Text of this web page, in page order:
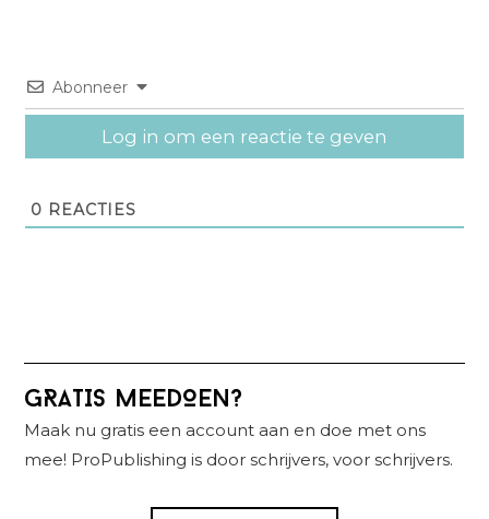
Abonneer
Log in om een reactie te geven
0 REACTIES
Primaire
Sidebar
GRATIS MEEDOEN?
Maak nu gratis een account aan en doe met ons
mee! ProPublishing is door schrijvers, voor schrijvers.